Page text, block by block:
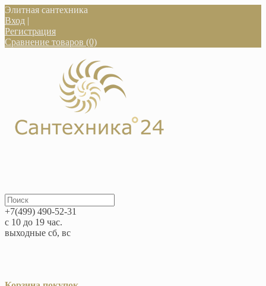
Элитная сантехника
Вход |
Регистрация
Сравнение товаров (0)
+7(499) 490-52-31
с 10 до 19 час.
выходные сб, вс